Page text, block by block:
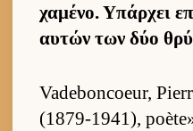
χαμένο. Υπάρ­χει
αυ­τών των δύο
Vadeboncoeur,
(1879-1941),